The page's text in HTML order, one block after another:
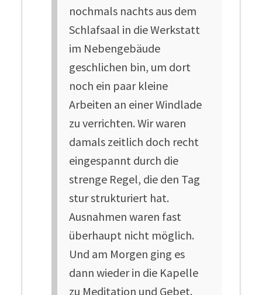
nochmals nachts aus dem
Schlafsaal in die Werkstatt
im Nebengebäude
geschlichen bin, um dort
noch ein paar kleine
Arbeiten an einer Windlade
zu verrichten. Wir waren
damals zeitlich doch recht
eingespannt durch die
strenge Regel, die den Tag
stur strukturiert hat.
Ausnahmen waren fast
überhaupt nicht möglich.
Und am Morgen ging es
dann wieder in die Kapelle
zu Meditation und Gebet.